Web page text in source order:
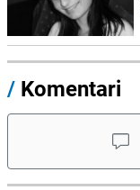
/ Komentari